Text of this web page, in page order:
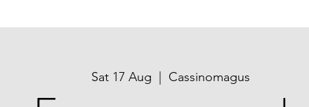
Sat 17 Aug Cassinomagus